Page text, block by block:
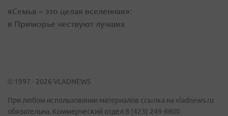
«Семья – это целая вселенная»:
в Приморье чествуют лучших
© 1997 - 2026 VLADNEWS
При любом использовании материалов ссылка на vladnews.ru
обязательна. Коммерческий отдел 8 (423) 249-8800